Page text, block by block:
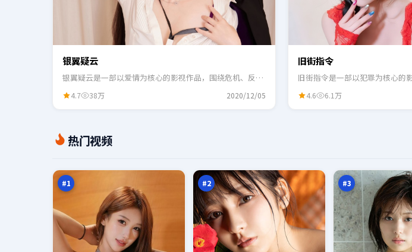
银翼疑云
银翼疑云是一部以爱情为核心的影视作品，围绕危机、反转
4.7 38万 2020/12/05
旧街指令
旧街指令是一部以犯罪为核心的
4.6 6.1万
热门视频
#1
白
昼
#2 #3